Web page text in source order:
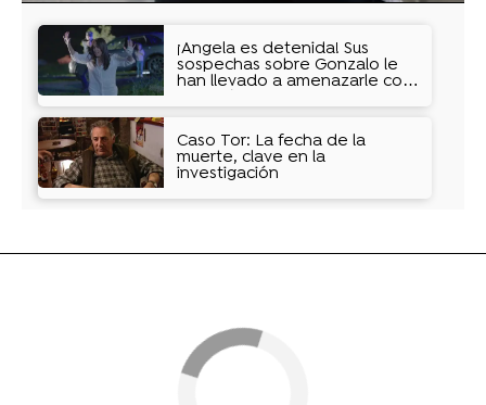
¡Ángela es detenida! Sus
sospechas sobre Gonzalo le
han llevado a amenazarle con
Caso Tor: La fecha de la
muerte, clave en la
investigación